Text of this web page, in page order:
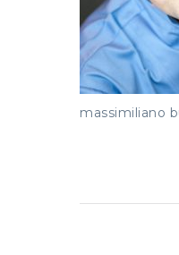
massimiliano